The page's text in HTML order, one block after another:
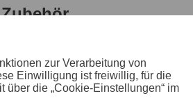
Zubehör
Verzurr- und
6 versenkte
Rahmen
zur Verarbeitung von
Einwilligung ist freiwillig, für die
über die „Cookie-Einstellungen“ im